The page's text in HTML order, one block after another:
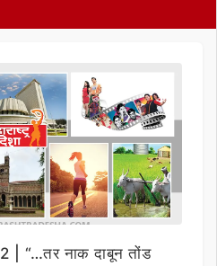
“…तर नाक दाबून तोंड